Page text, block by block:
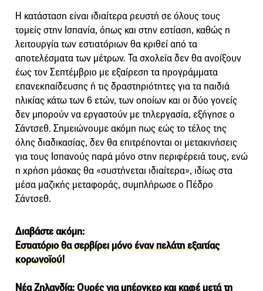
Η κατάσταση είναι ιδιαίτερα ρευστή σε όλους τους
τομείς στην Ισπανία, όπως και στην εστίαση, καθώς η
λειτουργία των εστιατόριων θα κριθεί από τα
αποτελέσματα των μέτρων. Τα σχολεία δεν θα ανοίξουν
έως τον Σεπτέμβριο με εξαίρεση τα προγράμματα
επανεκπαίδευσης ή τις δραστηριότητες για τα παιδιά
ηλικίας κάτω των 6 ετών, των οποίων και οι δύο γονείς
δεν μπορούν να εργαστούν με τηλεργασία, εξήγησε ο
Σάντσεθ. Σημειώνουμε ακόμη πως εώς το τέλος της
όλης διαδικασίας, δεν θα επιτρέπονται οι μετακινήσεις
για τους Ισπανούς παρά μόνο στην περιφέρειά τους, ενώ
η χρήση μάσκας θα «συστήνεται ιδιαίτερα», ιδίως στα
μέσα μαζικής μεταφοράς, συμπλήρωσε ο Πέδρο
Σάντσεθ.
Διαβάστε ακόμη:
Εστιατόριο θα σερβίρει μόνο έναν πελάτη εξαιτίας
κορωνοϊού!
Νέα Ζηλανδία: Ουρές για μπέργκερ και καφέ μετά τη